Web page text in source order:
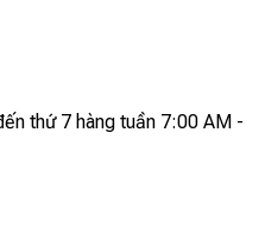
thứ 7 hàng tuần 7:00 AM -